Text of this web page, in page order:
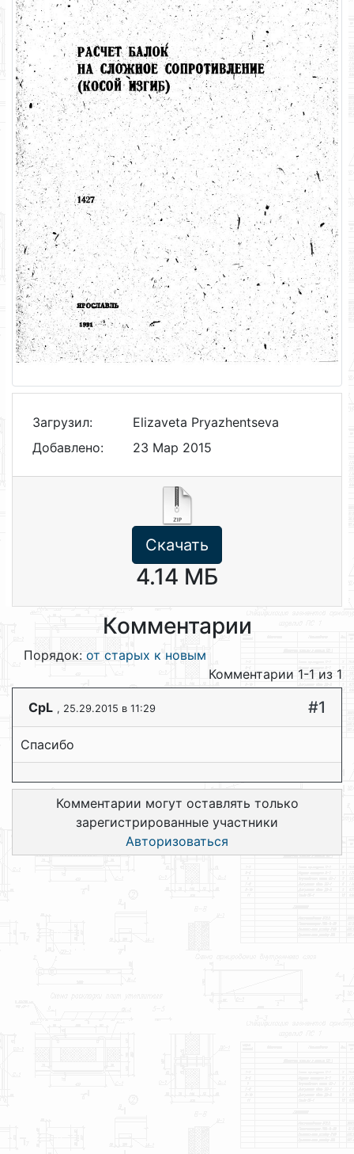
Загрузил:
Elizaveta Pryazhentseva
Добавлено:
23 Мар 2015
Скачать
4.14 МБ
Комментарии
Порядок: от старых к новым
Комментарии 1-1 из 1
CpL , 25.29.2015 в 11:29 #1
Спасибо
Комментарии могут оставлять только
зарегистрированные участники
Авторизоваться